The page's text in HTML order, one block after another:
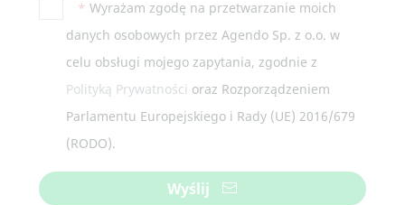
danych osobowych przez Agendo Sp. z o.o. w
celu obsługi mojego zapytania, zgodnie z
Polityką Prywatnościoraz Rozporządzeniem
Parlamentu Europejskiego i Rady (UE) 2016/679
(RODO).
Wyślij